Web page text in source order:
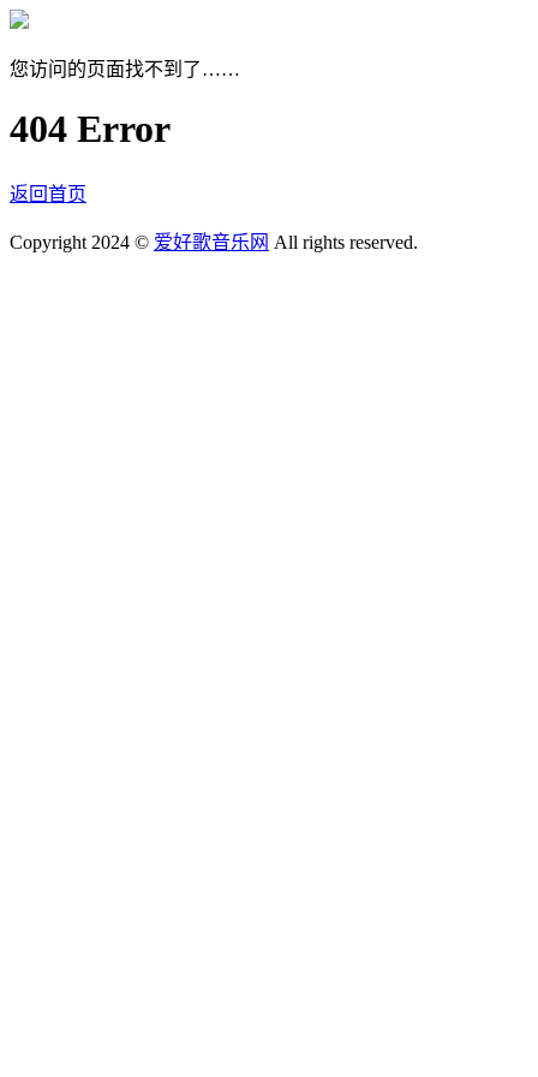
您访问的页面找不到了……
404 Error
返回首页
Copyright 2024 © 爱好歌音乐网 All rights reserved.